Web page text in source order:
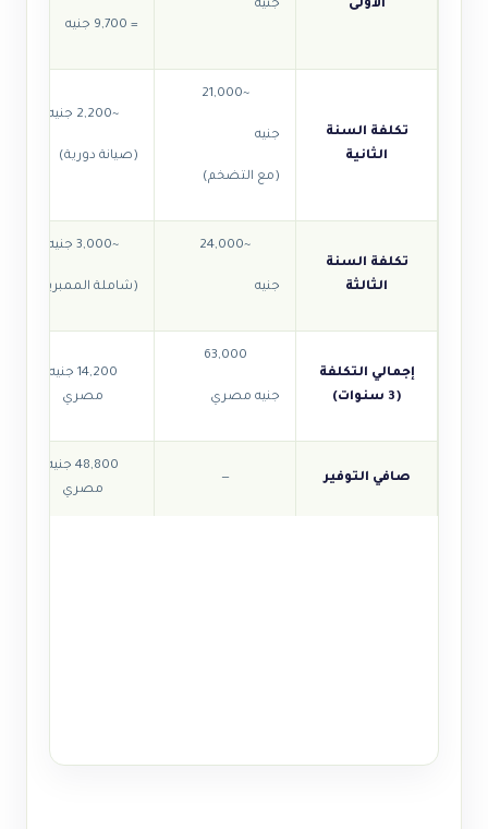
الأولى
جنيه
= 9,700 جنيه
تكلفة السنة
الثانية
~21,000
جنيه
(مع التضخم)
~2,200 جنيه
(صيانة دورية)
تكلفة السنة
الثالثة
~24,000
جنيه
~3,000 جنيه
(شاملة الممبرين)
إجمالي التكلفة
(3 سنوات)
63,000
جنيه مصري
14,200 جنيه
مصري
صافي التوفير —
48,800 جنيه
مصري